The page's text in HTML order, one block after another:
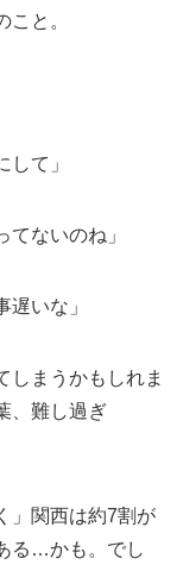
と。
して」
てないのね」
遅いな」
しまうかもしれま
、難し過ぎ
」関西は約7割が
る…かも。でし